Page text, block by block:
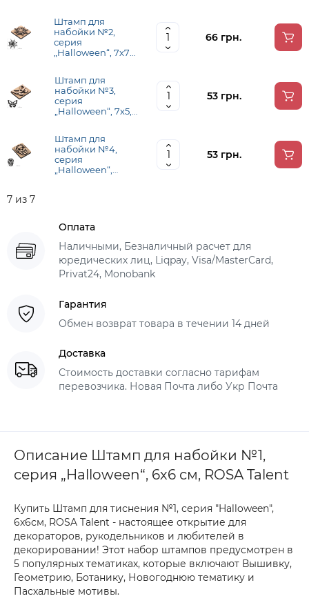
Штамп для
набойки №2,
серия
„Halloween“, 7х7
66 грн.
Штамп для
набойки №3,
серия
„Halloween“, 7х5,5
53 грн.
Штамп для
набойки №4,
серия
„Halloween“,
53 грн.
7 из 7
Оплата
Наличными, Безналичный расчет для
юредических лиц, Liqpay, Visa/MasterCard,
Privat24, Monobank
Гарантия
Обмен возврат товара в течении 14 дней
Доставка
Стоимость доставки согласно тарифам
перевозчика. Новая Почта либо Укр Почта
Описание Штамп для набойки №1,
серия „Halloween“, 6х6 см, ROSA Talent
Купить Штамп для тиснения №1, серия "Halloween",
6х6см, ROSA Talent - настоящее открытие для
декораторов, рукодельников и любителей в
декорировании! Этот набор штампов предусмотрен в
5 популярных тематиках, которые включают Вышивку,
Геометрию, Ботанику, Новогоднюю тематику и
Пасхальные мотивы.